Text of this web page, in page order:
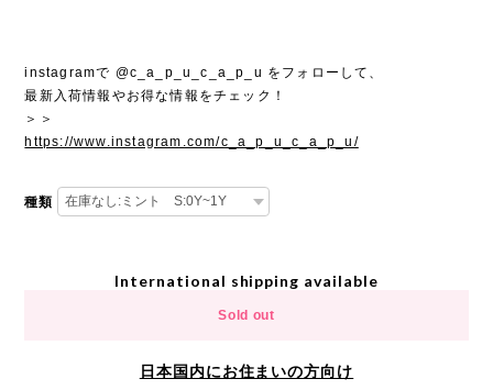
instagramで @c_a_p_u_c_a_p_u をフォローして、
最新入荷情報やお得な情報をチェック！
＞＞
https://www.instagram.com/c_a_p_u_c_a_p_u/
種類
International shipping available
Sold out
日本国内にお住まいの方向け